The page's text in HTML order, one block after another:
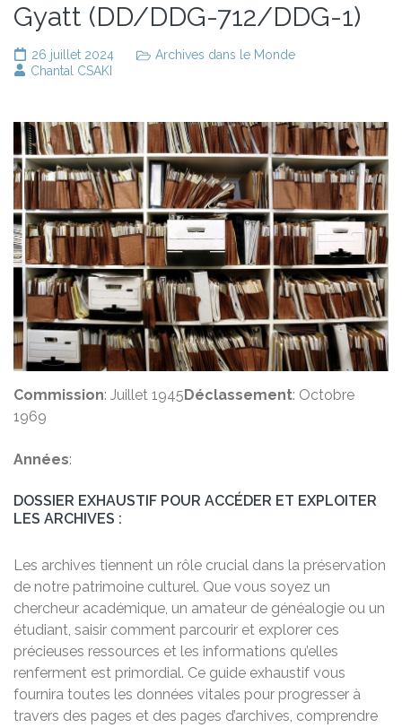
Gyatt (DD/DDG-712/DDG-1)
26 juillet 2024
Archives dans le Monde
Chantal CSAKI
Commission: Juillet 1945 Déclassement: Octobre
1969
Années:
DOSSIER EXHAUSTIF POUR ACCÉDER ET EXPLOITER
LES ARCHIVES :
Les archives tiennent un rôle crucial dans la préservation
de notre patrimoine culturel. Que vous soyez un
chercheur académique, un amateur de généalogie ou un
étudiant, saisir comment parcourir et explorer ces
précieuses ressources et les informations qu’elles
renferment est primordial. Ce guide exhaustif vous
fournira toutes les données vitales pour progresser à
travers des pages et des pages d’archives, comprendre